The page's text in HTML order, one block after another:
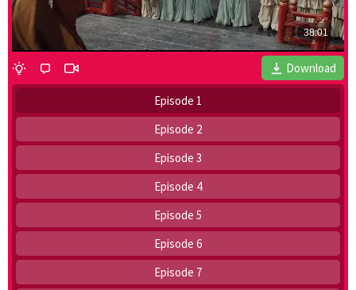
Download
Episode 1
Episode 2
Episode 3
Episode 4
Episode 5
Episode 6
Episode 7